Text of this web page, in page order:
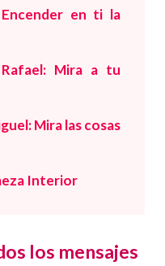
en ti la
Mira a tu
Mira las cosas
Interior
los mensajes